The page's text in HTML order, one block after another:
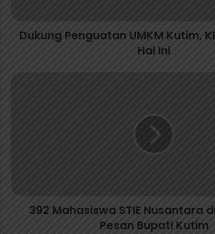
Dukung Penguatan UMKM Kutim,
Hal Ini
392 Mahasiswa STIE Nusantara
Pesan Bupati Kutim